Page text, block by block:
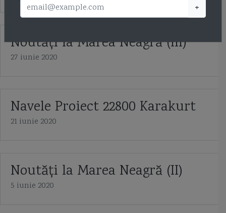
Noutăţi la Marea Neagră (III)
27 iunie 2020
Navele Proiect 22800 Karakurt
21 iunie 2020
Noutăți la Marea Neagră (II)
5 iunie 2020
+